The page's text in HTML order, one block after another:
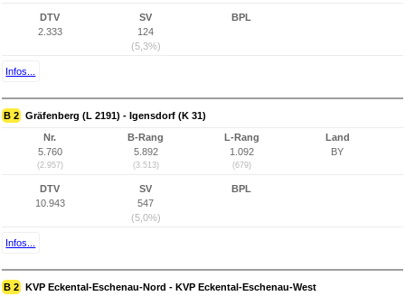
DTV
2.333
SV
124
(5,3%)
BPL
Infos...
B 2 Gräfenberg (L 2191) - Igensdorf (K 31)
Nr.
5.760
(2.957)
B-Rang
5.892
(3.513)
L-Rang
1.092
(679)
Land
BY
DTV
10.943
SV
547
(5,0%)
BPL
Infos...
B 2 KVP Eckental-Eschenau-Nord - KVP Eckental-Eschenau-West